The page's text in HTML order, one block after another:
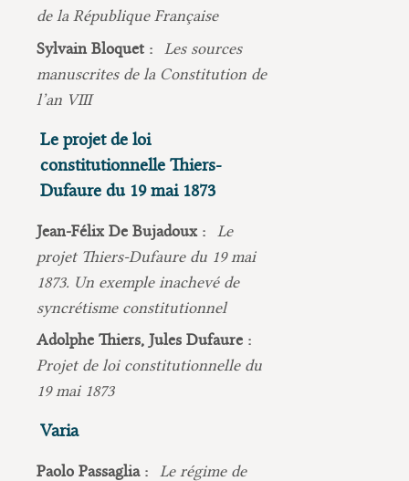
de la République Française
Sylvain Bloquet :
Les sources
manuscrites de la Constitution de
l’an VIII
Le projet de loi
constitutionnelle Thiers-
Dufaure du 19 mai 1873
Jean-Félix De Bujadoux :
Le
projet Thiers-Dufaure du 19 mai
1873. Un exemple inachevé de
syncrétisme constitutionnel
Adolphe Thiers, Jules Dufaure :
Projet de loi constitutionnelle du
19 mai 1873
Varia
Paolo Passaglia :
Le régime de